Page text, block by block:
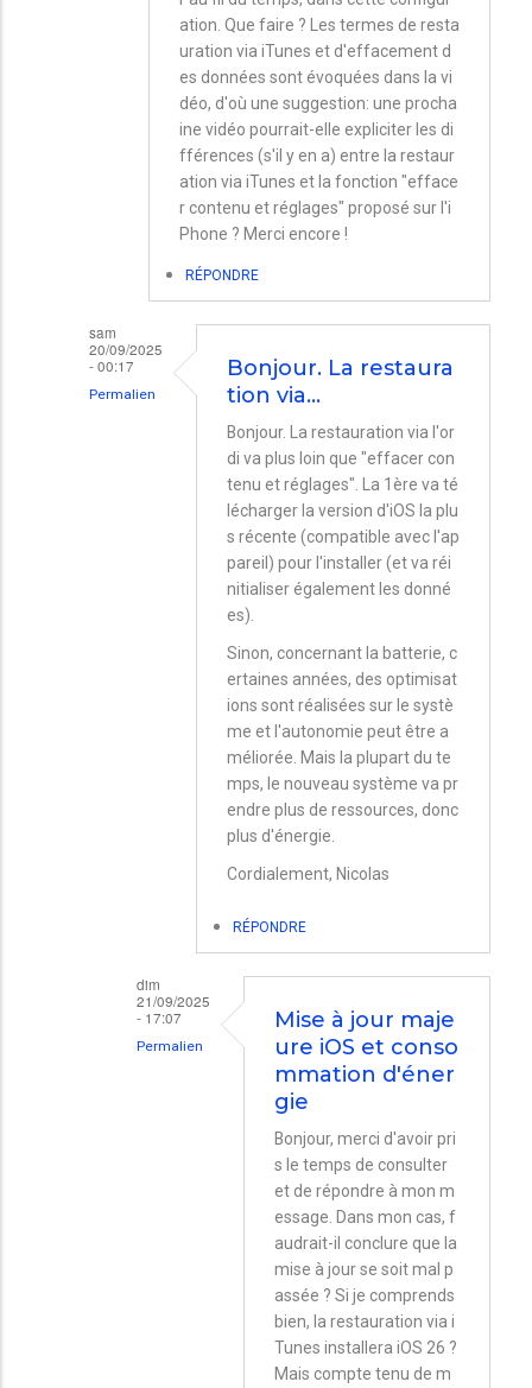
ation. Que faire ? Les termes de resta
uration via iTunes et d'effacement d
es données sont évoquées dans la vi
déo, d'où une suggestion: une procha
ine vidéo pourrait-elle expliciter les di
fférences (s'il y en a) entre la restaur
ation via iTunes et la fonction "efface
r contenu et réglages" proposé sur l'i
Phone ? Merci encore !
RÉPONDRE
sam
20/09/2025
- 00:17
Permalien
Bonjour. La restaura
tion via…
Bonjour. La restauration via l'or
di va plus loin que "effacer con
tenu et réglages". La 1ère va té
lécharger la version d'iOS la plu
s récente (compatible avec l'ap
pareil) pour l'installer (et va réi
nitialiser également les donné
es).
Sinon, concernant la batterie, c
ertaines années, des optimisat
ions sont réalisées sur le systè
me et l'autonomie peut être a
méliorée. Mais la plupart du te
mps, le nouveau système va pr
endre plus de ressources, donc
plus d'énergie.
Cordialement, Nicolas
RÉPONDRE
dim
21/09/2025
- 17:07
Permalien
Mise à jour maje
ure iOS et conso
mmation d'éner
gie
Bonjour, merci d'avoir pri
s le temps de consulter
et de répondre à mon m
essage. Dans mon cas, f
audrait-il conclure que la
mise à jour se soit mal p
assée ? Si je comprends
bien, la restauration via i
Tunes installera iOS 26 ?
Mais compte tenu de m